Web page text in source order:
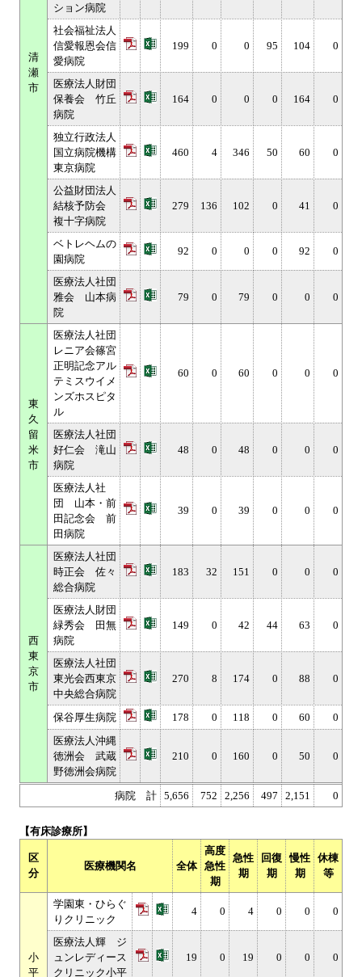
清
瀬
市
ション病院
社会福祉法人
信愛報恩会信
愛病院
199 0 0 95 104 0
医療法人財団
保養会 竹丘
病院
164 0 0 0 164 0
独立行政法人
国立病院機構
東京病院
460 4 346 50 60 0
公益財団法人
結核予防会
複十字病院
279 136 102 0 41 0
ベトレヘムの
園病院
92 0 0 0 92 0
医療法人社団
雅会 山本病
院
79 0 79 0 0 0
東
久
留
米
市
医療法人社団
レニア会篠宮
正明記念アル
テミスウイメ
ンズホスピタ
ル
60 0 60 0 0 0
医療法人社団
好仁会 滝山
病院
48 0 48 0 0 0
医療法人社
団 山本・前
田記念会 前
田病院
39 0 39 0 0 0
西
東
京
市
医療法人社団
時正会 佐々
総合病院
183 32 151 0 0 0
医療法人財団
緑秀会 田無
病院
149 0 42 44 63 0
医療法人社団
東光会西東京
中央総合病院
270 8 174 0 88 0
保谷厚生病院 178 0 118 0 60
0
医療法人沖縄
徳洲会 武蔵
野徳洲会病院
210 0 160 0 50 0
病院 計 5,656 752 2,256 497 2,151 0
【有床診療所】
区
分
医療機関名 全体
高度
急性
期
急性
期
回復
期
慢性
期
休棟
等
小
平
学園東・ひらぐ
りクリニック
4 0 4 0 0 0
医療法人輝 ジ
ュンレディース
クリニック小平
19 0 19 0 0 0